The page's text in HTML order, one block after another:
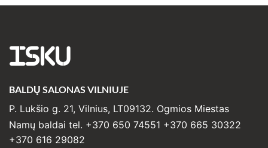
ISKU
BALDŲ SALONAS VILNIUJE
P. Lukšio g. 21, Vilnius, LT09132. Ogmios Miestas
Namų baldai tel. +370 650 74551 +370 665 30322
+370 616 29082